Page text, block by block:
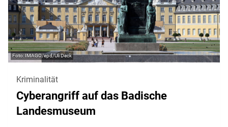
IMAGO/epd/Uli Deck
Kriminalität
Cyberangriff auf das Badische
Landesmuseum